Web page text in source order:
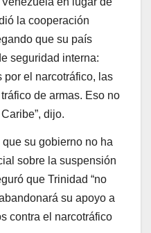
la cooperación
que su país
seguridad interna:
por el narcotráfico, las
de armas. Eso no
dijo.
su gobierno no ha
sobre la suspensión
que Trinidad “no
su apoyo a
contra el narcotráfico